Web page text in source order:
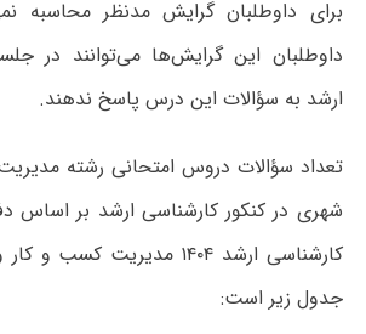
برای داوطلبان گرایش مدنظر محاسبه
داوطلبان این گرایش‌ها می‌توانند در
ارشد به سؤالات این درس پاسخ ندهند.
تعداد سؤالات دروس امتحانی رشته
شهری در کنکور کارشناسی ارشد بر اساس
کارشناسی ارشد ۱۴۰۴ مدیریت
جدول زیر است: